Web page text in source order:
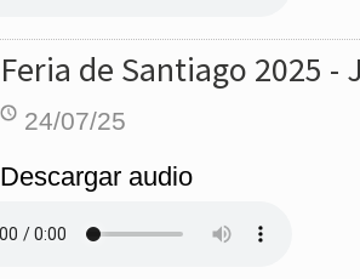
Feria de Santiago 2025 -
24/07/25
Descargar audio